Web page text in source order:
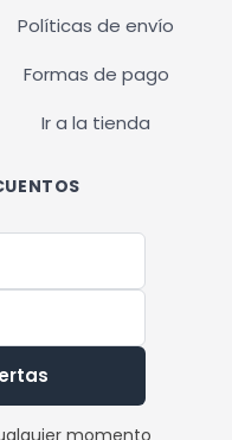
Políticas de envío
Formas de pago
Ir a la tienda